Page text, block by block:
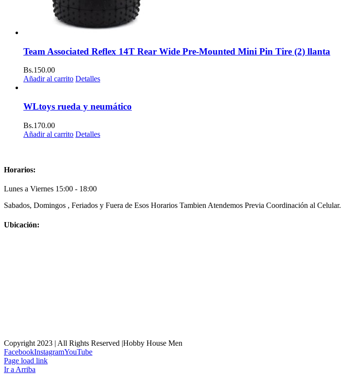
Team Associated Reflex 14T Rear Wide Pre-Mounted Mini Pin Tire (2) llanta
Bs.150.00
Añadir al carrito Detalles
WLtoys rueda y neumático
Bs.170.00
Añadir al carrito Detalles
Horarios:
Lunes a Viernes 15:00 - 18:00
Sabados, Domingos , Feriados y Fuera de Esos Horarios Tambien Atendemos Previa Coordinación al Celular.
Ubicación:
Copyright 2023 | All Rights Reserved |Hobby House Men
FacebookInstagramYouTube
Page load link
Ir a Arriba